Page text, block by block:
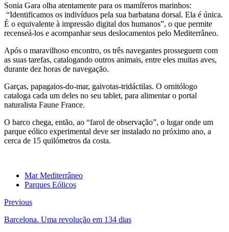
Sonia Gara olha atentamente para os mamíferos marinhos:
“Identificamos os indivíduos pela sua barbatana dorsal. Ela é única.
É o equivalente à impressão digital dos humanos”, o que permite
recenseá-los e acompanhar seus deslocamentos pelo Mediterrâneo.
Após o maravilhoso encontro, os três navegantes prosseguem com
as suas tarefas, catalogando outros animais, entre eles muitas aves,
durante dez horas de navegação.
Garças, papagaios-do-mar, gaivotas-tridáctilas. O ornitólogo
cataloga cada um deles no seu tablet, para alimentar o portal
naturalista Faune France.
O barco chega, então, ao “farol de observação”, o lugar onde um
parque eólico experimental deve ser instalado no próximo ano, a
cerca de 15 quilómetros da costa.
Mar Mediterrâneo
Parques Eólicos
Previous
Barcelona. Uma revolução em 134 dias